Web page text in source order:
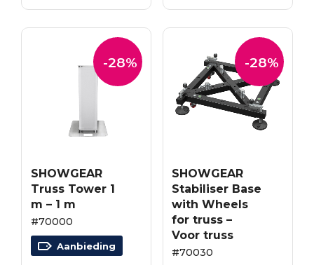
€26.02.€18.73.
€7.32.€5.27.
-28%
SHOWGEAR
Truss Tower 1
m – 1 m
#70000
Aanbieding
-28%
SHOWGEAR
Stabiliser Base
with Wheels
for truss –
Voor truss
#70030